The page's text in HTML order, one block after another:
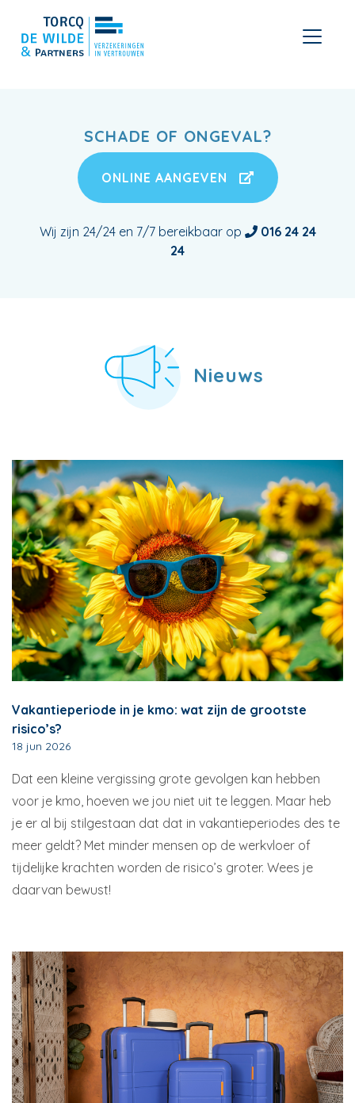
SCHADE OF ONGEVAL?
ONLINE AANGEVEN
Wij zijn 24/24 en 7/7 bereikbaar op
016 24 24
24
Nieuws
Vakantieperiode in je kmo: wat zijn de grootste
risico’s?
18 jun 2026
Dat een kleine vergissing grote gevolgen kan hebben
voor je kmo, hoeven we jou niet uit te leggen. Maar heb
je er al bij stilgestaan dat dat in vakantieperiodes des te
meer geldt? Met minder mensen op de werkvloer of
tijdelijke krachten worden de risico’s groter. Wees je
daarvan bewust!